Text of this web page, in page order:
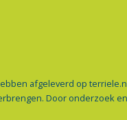
afgeleverd op
Door onderzoek